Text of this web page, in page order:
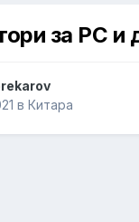
за PC и
в Китара